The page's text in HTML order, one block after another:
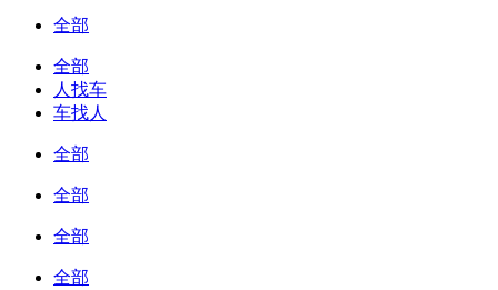
全部
全部
人找车
车找人
全部
全部
全部
全部